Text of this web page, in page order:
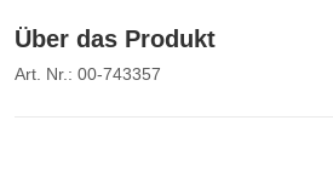
Über das Produkt
Art. Nr.: 00-743357